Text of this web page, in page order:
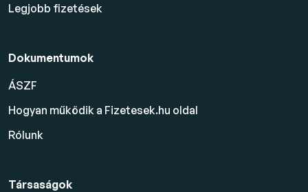
Legjobb fizetések
Dokumentumok
ÁSZF
Hogyan működik a Fizetesek.hu oldal
Rólunk
Társaságok